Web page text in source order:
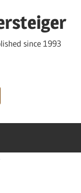
since 1993